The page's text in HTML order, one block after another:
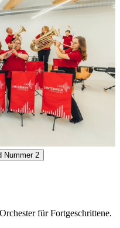
Nummer 2
für Fortgeschrittene.